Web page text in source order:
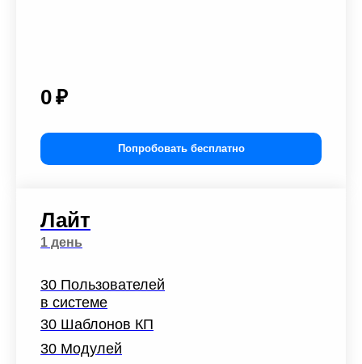
0₽
Попробовать бесплатно
Лайт
1 день
30 Пользователей
в системе
30 Шаблонов КП
30 Модулей